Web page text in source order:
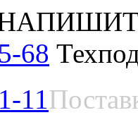
68
11